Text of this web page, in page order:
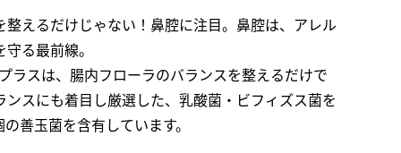
えるだけじゃない！鼻腔に注目。鼻腔は、アレル
る最前線。
プラスは、腸内フローラのバランスを整えるだけで
スにも着目し厳選した、乳酸菌・ビフィズス菌を
善玉菌を含有しています。